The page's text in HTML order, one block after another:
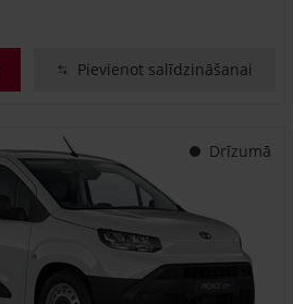
Pievienot salīdzināšanai
Drīzumā